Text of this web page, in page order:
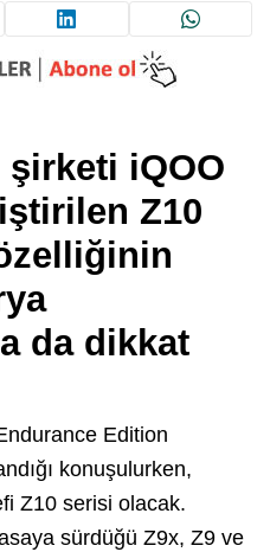
iQOO
Z10
da dikkat
Edition
konuşulurken,
Z10 serisi olacak.
sürdüğü Z9x, Z9 ve